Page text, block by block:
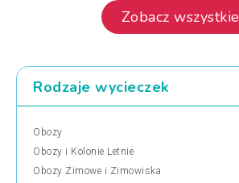
Zobacz wszystkie
Rodzaje wycieczek
Obozy
Obozy i Kolonie Letnie
Obozy Zimowe i Zimowiska